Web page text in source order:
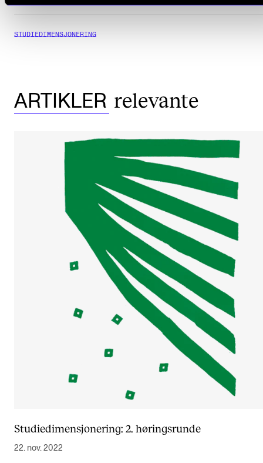
STUDIEDIMENSJONERING
ARTIKLER relevante
Studiedimensjonering: 2. høringsrunde
22. nov. 2022